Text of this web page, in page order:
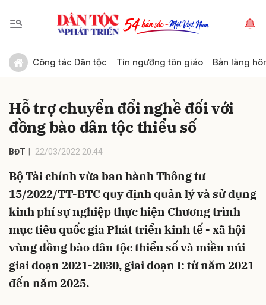
Công tác Dân tộc Tín ngưỡng tôn giáo Bản làng
Hỗ trợ chuyển đổi nghề đối với
đồng bào dân tộc thiểu số
BĐT 22/03/2022 20:44
Bộ Tài chính vừa ban hành Thông tư
15/2022/TT-BTC quy định quản lý và sử dụng
kinh phí sự nghiệp thực hiện Chương trình
mục tiêu quốc gia Phát triển kinh tế - xã hội
vùng đồng bào dân tộc thiểu số và miền núi
giai đoạn 2021-2030, giai đoạn I: từ năm 2021
đến năm 2025.
Gửi bình luận
Hủy